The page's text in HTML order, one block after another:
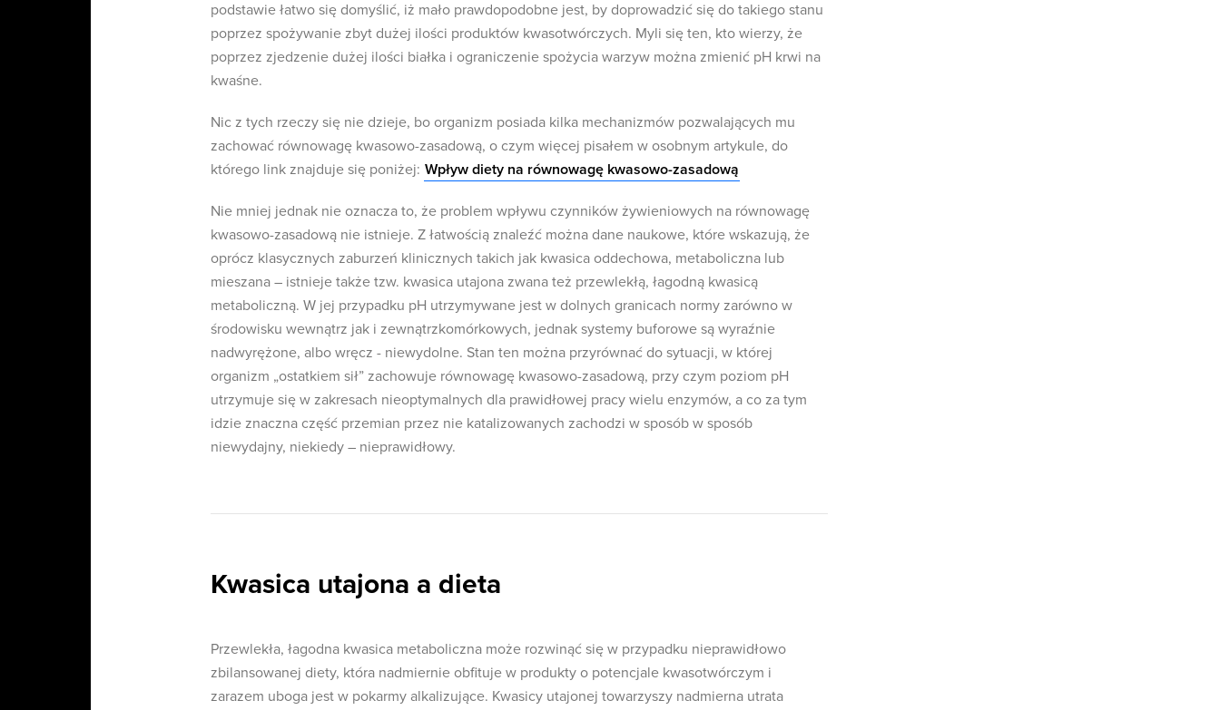
podstawie łatwo się domyślić, iż mało prawdopodobne jest, by doprowadzić się do takiego stanu
poprzez spożywanie zbyt dużej ilości produktów kwasotwórczych. Myli się ten, kto wierzy, że
poprzez zjedzenie dużej ilości białka i ograniczenie spożycia warzyw można zmienić pH krwi na
kwaśne.
Nic z tych rzeczy się nie dzieje, bo organizm posiada kilka mechanizmów pozwalających mu
zachować równowagę kwasowo-zasadową, o czym więcej pisałem w osobnym artykule, do
którego link znajduje się poniżej: Wpływ diety na równowagę kwasowo-zasadową
Nie mniej jednak nie oznacza to, że problem wpływu czynników żywieniowych na równowagę
kwasowo-zasadową nie istnieje. Z łatwością znaleźć można dane naukowe, które wskazują, że
oprócz klasycznych zaburzeń klinicznych takich jak kwasica oddechowa, metaboliczna lub
mieszana – istnieje także tzw. kwasica utajona zwana też przewlekłą, łagodną kwasicą
metaboliczną. W jej przypadku pH utrzymywane jest w dolnych granicach normy zarówno w
środowisku wewnątrz jak i zewnątrzkomórkowych, jednak systemy buforowe są wyraźnie
nadwyrężone, albo wręcz - niewydolne. Stan ten można przyrównać do sytuacji, w której
organizm „ostatkiem sił” zachowuje równowagę kwasowo-zasadową, przy czym poziom pH
utrzymuje się w zakresach nieoptymalnych dla prawidłowej pracy wielu enzymów, a co za tym
idzie znaczna część przemian przez nie katalizowanych zachodzi w sposób w sposób
niewydajny, niekiedy – nieprawidłowy.
Kwasica utajona a dieta
Przewlekła, łagodna kwasica metaboliczna może rozwinąć się w przypadku nieprawidłowo
zbilansowanej diety, która nadmiernie obfituje w produkty o potencjale kwasotwórczym i
zarazem uboga jest w pokarmy alkalizujące. Kwasicy utajonej towarzyszy nadmierna utrata